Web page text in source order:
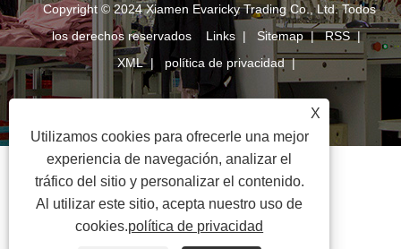
Copyright © 2024 Xiamen Evaricky Trading Co., Ltd. Todos
los derechos reservados Links| Sitemap|RSS|
XML| política de privacidad|
X
Utilizamos cookies para ofrecerle una mejor
experiencia de navegación, analizar el
tráfico del sitio y personalizar el contenido.
Al utilizar este sitio, acepta nuestro uso de
cookies.política de privacidad